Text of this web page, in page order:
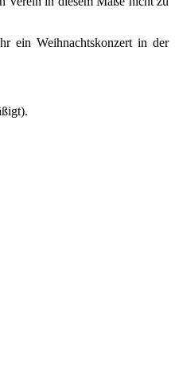
ein Weihnachtskonzert in der